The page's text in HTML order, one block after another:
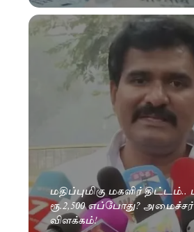
மதிப்புமிகு மகளிர் திட்டம்..
ரூ.2,500 எப்போது?
விளக்கம்!